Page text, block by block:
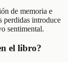
de memoria e
perdidas introduce
sentimental.
el libro?